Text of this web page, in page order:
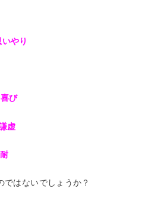
やり
び
虚
ではないでしょうか？